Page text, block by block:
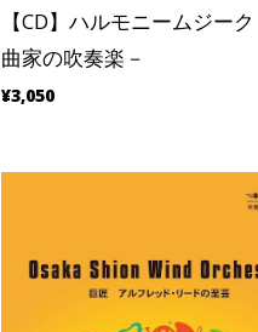
【CD】ハルモニームジー
曲家の吹奏楽－
¥3,050